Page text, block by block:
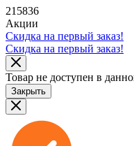
215836
Акции
Скидка на первый заказ!
Скидка на первый заказ!
Товар не доступен в
Закрыть